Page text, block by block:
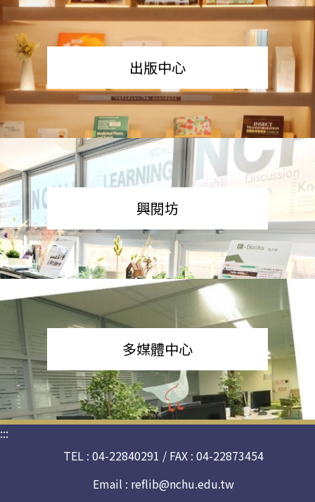
出版中心
興閱坊
多媒體中心
:::
TEL : 04-22840291 / FAX : 04-22873454
Email : reflib@nchu.edu.tw